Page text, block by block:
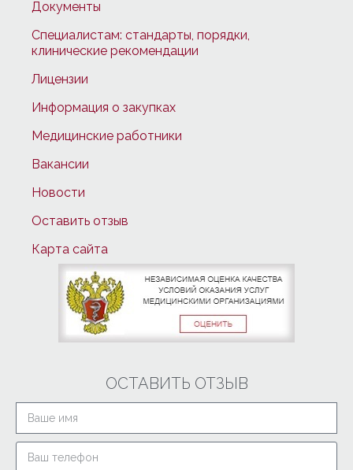
Документы
Специалистам: стандарты, порядки,
клинические рекомендации
Лицензии
Информация о закупках
Медицинские работники
Вакансии
Новости
Оставить отзыв
Карта сайта
ОСТАВИТЬ ОТЗЫВ